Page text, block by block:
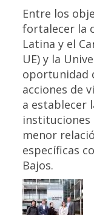
Entre los
fortalecer la
Latina y el
UE) y la
oportunidad
acciones de
a establecer
instituciones
menor
específicas
Bajos.